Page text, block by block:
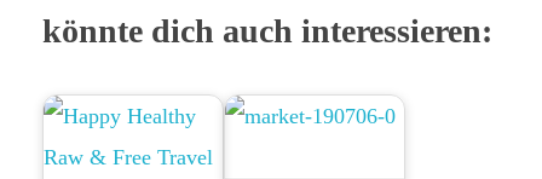
könnte dich auch interessieren: